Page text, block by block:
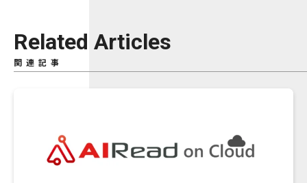
Related Articles
関連記事